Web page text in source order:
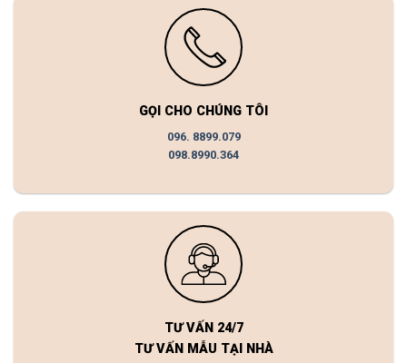
GỌI CHO CHÚNG TÔI
096. 8899.079
098.8990.364
TƯ VẤN 24/7
TƯ VẤN MẪU TẠI NHÀ